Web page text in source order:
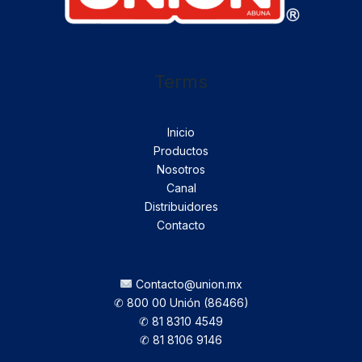
Terms
Inicio
Productos
Nosotros
Canal
Distribuidores
Contacto
Contacto@union.mx
✆ 800 00 Unión (86466)
✆ 81 8310 4549
✆ 81 8106 9146